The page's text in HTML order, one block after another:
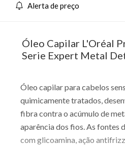
Alerta de preço
Óleo Capilar L'Oréal
Serie Expert Metal
Óleo capilar para cabelos
quimicamente tratados,
fibra contra o acúmulo de
aparência dos fios. As fontes
com glicoamina, ação